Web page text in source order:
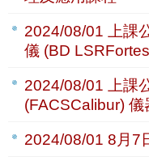
2024/08/01
上
儀 (BD
2024/08/01
上
(FACSCalibur)
2024/08/01 8月7